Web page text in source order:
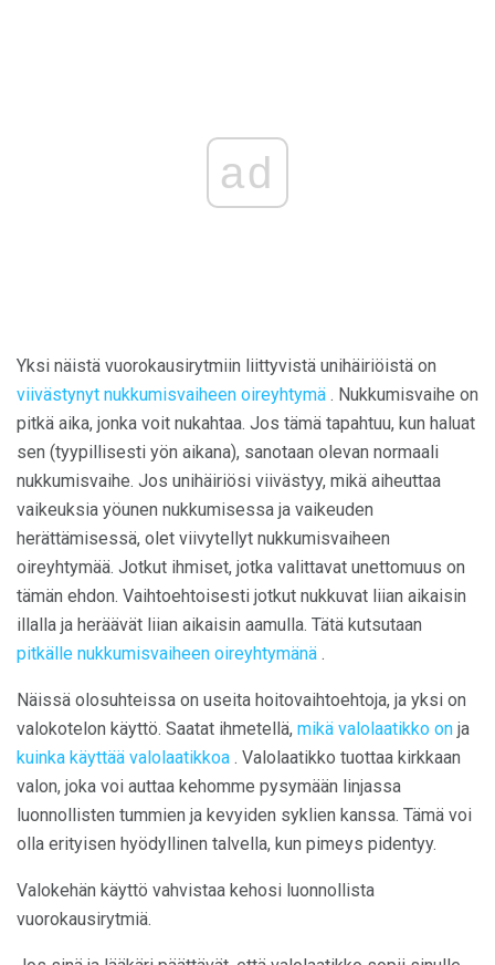
ad
Yksi näistä vuorokausirytmiin liittyvistä unihäiriöistä on
viivästynyt nukkumisvaiheen oireyhtymä . Nukkumisvaihe on
pitkä aika, jonka voit nukahtaa. Jos tämä tapahtuu, kun haluat
sen (tyypillisesti yön aikana), sanotaan olevan normaali
nukkumisvaihe. Jos unihäiriösi viivästyy, mikä aiheuttaa
vaikeuksia yöunen nukkumisessa ja vaikeuden
herättämisessä, olet viivytellyt nukkumisvaiheen
oireyhtymää. Jotkut ihmiset, jotka valittavat unettomuus on
tämän ehdon. Vaihtoehtoisesti jotkut nukkuvat liian aikaisin
illalla ja heräävät liian aikaisin aamulla. Tätä kutsutaan
pitkälle nukkumisvaiheen oireyhtymänä .
Näissä olosuhteissa on useita hoitovaihtoehtoja, ja yksi on
valokotelon käyttö. Saatat ihmetellä, mikä valolaatikko on ja
kuinka käyttää valolaatikkoa . Valolaatikko tuottaa kirkkaan
valon, joka voi auttaa kehomme pysymään linjassa
luonnollisten tummien ja kevyiden syklien kanssa. Tämä voi
olla erityisen hyödyllinen talvella, kun pimeys pidentyy.
Valokehän käyttö vahvistaa kehosi luonnollista
vuorokausirytmiä.